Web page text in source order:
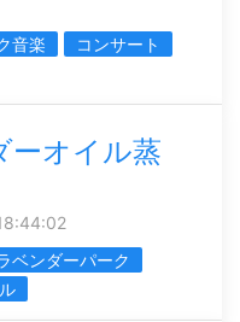
音楽
コンサート
ーオイル蒸
ベンダーパーク